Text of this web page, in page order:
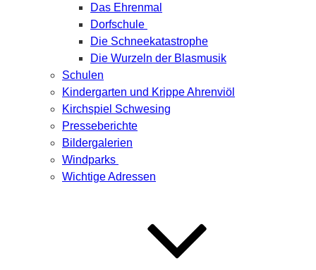
Das Ehrenmal
Dorfschule
Die Schneekatastrophe
Die Wurzeln der Blasmusik
Schulen
Kindergarten und Krippe Ahrenviöl
Kirchspiel Schwesing
Presseberichte
Bildergalerien
Windparks
Wichtige Adressen